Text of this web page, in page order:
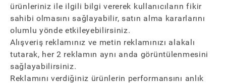
ürünleriniz ile ilgili bilgi vererek kullanıcıların fikir
sahibi olmasını sağlayabilir, satın alma kararlarını
olumlu yönde etkileyebilirsiniz.
Alışveriş reklamınız ve metin reklamınızı alakalı
tutarak, her 2 reklamın aynı anda görüntülenmesini
sağlayabilirsiniz.
Reklamını verdiğiniz ürünlerin performansını anlık